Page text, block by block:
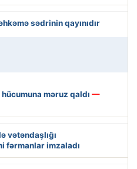
sədrinin qayınıdır
məruz qaldı —
vətəndaşlığı
fərmanlar imzaladı